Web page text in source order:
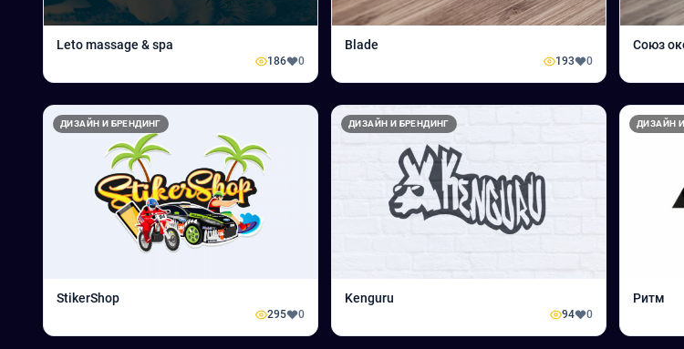
Leto massage & spa
186 0
Blade
193 0
Союз
ДИЗАЙН И БРЕНДИНГ
StikerShop
295 0
ДИЗАЙН И БРЕНДИНГ
Kenguru
94 0
ДИЗАЙН
Ритм